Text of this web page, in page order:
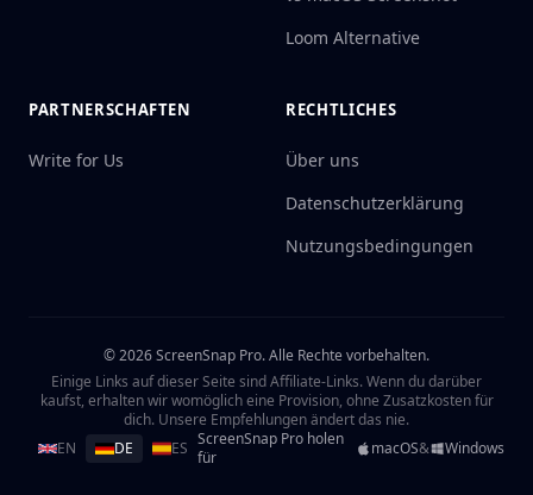
Loom Alternative
PARTNERSCHAFTEN
Write for Us
RECHTLICHES
Über uns
Datenschutzerklärung
Nutzungsbedingungen
©2026ScreenSnap Pro.Alle Rechte vorbehalten.
Einige Links auf dieser Seite sind Affiliate-Links. Wenn du darüber
kaufst, erhalten wir womöglich eine Provision, ohne Zusatzkosten für
dich. Unsere Empfehlungen ändert das nie.
EN
DE ES ScreenSnap Pro holen
für
macOS& Windows